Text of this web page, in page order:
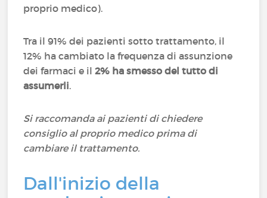
proprio medico).
Tra il 91% dei pazienti sotto trattamento, il
12% ha cambiato la frequenza di assunzione
dei farmaci e il2% ha smesso del tutto di
assumerli.
Si raccomanda ai pazienti di chiedere
consiglio al proprio medico prima di
cambiare il trattamento.
Dall'inizio della